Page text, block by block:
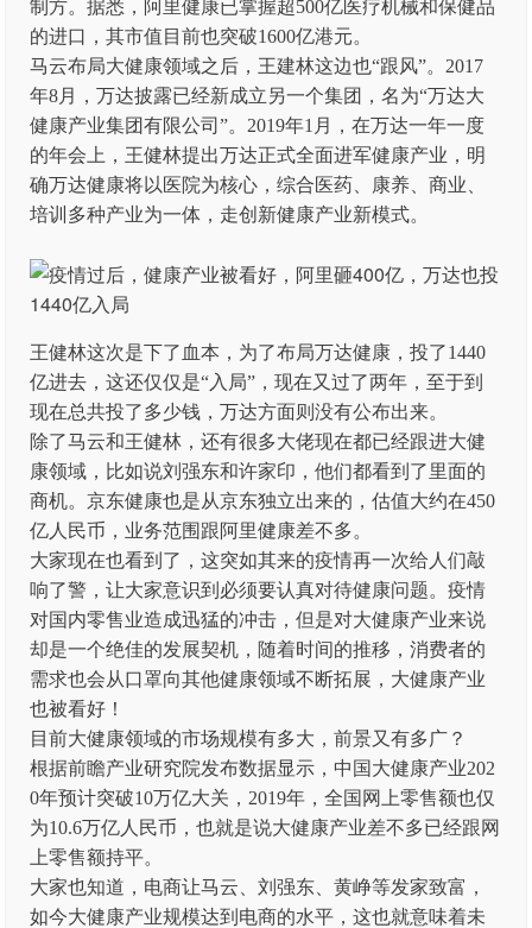
制方。据悉，阿里健康已掌握超500亿医疗机械和保健品
的进口，其市值目前也突破1600亿港元。
马云布局大健康领域之后，王建林这边也“跟风”。2017
年8月，万达披露已经新成立另一个集团，名为“万达大
健康产业集团有限公司”。2019年1月，在万达一年一度
的年会上，王健林提出万达正式全面进军健康产业，明
确万达健康将以医院为核心，综合医药、康养、商业、
培训多种产业为一体，走创新健康产业新模式。
王健林这次是下了血本，为了布局万达健康，投了1440
亿进去，这还仅仅是“入局”，现在又过了两年，至于到
现在总共投了多少钱，万达方面则没有公布出来。
除了马云和王健林，还有很多大佬现在都已经跟进大健
康领域，比如说刘强东和许家印，他们都看到了里面的
商机。京东健康也是从京东独立出来的，估值大约在450
亿人民币，业务范围跟阿里健康差不多。
大家现在也看到了，这突如其来的疫情再一次给人们敲
响了警，让大家意识到必须要认真对待健康问题。疫情
对国内零售业造成迅猛的冲击，但是对大健康产业来说
却是一个绝佳的发展契机，随着时间的推移，消费者的
需求也会从口罩向其他健康领域不断拓展，大健康产业
也被看好！
目前大健康领域的市场规模有多大，前景又有多广？
根据前瞻产业研究院发布数据显示，中国大健康产业202
0年预计突破10万亿大关，2019年，全国网上零售额也仅
为10.6万亿人民币，也就是说大健康产业差不多已经跟网
上零售额持平。
大家也知道，电商让马云、刘强东、黄峥等发家致富，
如今大健康产业规模达到电商的水平，这也就意味着未